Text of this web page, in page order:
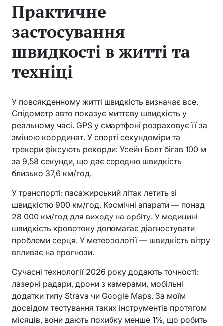
Практичне
застосування
швидкості в житті та
техніці
У повсякденному житті швидкість визначає все.
Спідометр авто показує миттєву швидкість у
реальному часі. GPS у смартфоні розраховує її за
зміною координат. У спорті секундоміри та
трекери фіксують рекорди: Усейн Болт бігав 100 м
за 9,58 секунди, що дає середню швидкість
близько 37,6 км/год.
У транспорті: пасажирський літак летить зі
швидкістю 900 км/год. Космічні апарати — понад
28 000 км/год для виходу на орбіту. У медицині
швидкість кровотоку допомагає діагностувати
проблеми серця. У метеорології — швидкість вітру
впливає на прогнози.
Сучасні технології 2026 року додають точності:
лазерні радари, дрони з камерами, мобільні
додатки типу Strava чи Google Maps. За моїм
досвідом тестування таких інструментів протягом
місяців, вони дають похибку менше 1%, що робить